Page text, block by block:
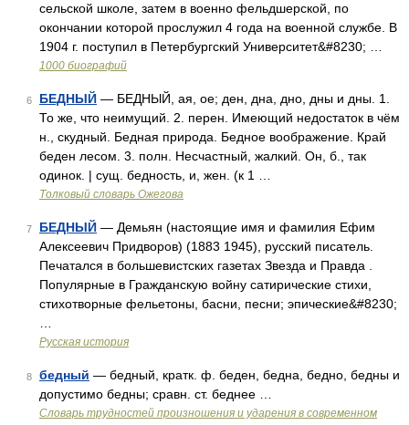
сельской школе, затем в военно фельдшерской, по
окончании которой прослужил 4 года на военной службе. В
1904 г. поступил в Петербургский Университет&#8230; …
1000 биографий
6 БЕДНЫЙ — БЕДНЫЙ, ая, ое; ден, дна, дно, дны и дны. 1.
То же, что неимущий. 2. перен. Имеющий недостаток в чём
н., скудный. Бедная природа. Бедное воображение. Край
беден лесом. 3. полн. Несчастный, жалкий. Он, б., так
одинок. | сущ. бедность, и, жен. (к 1 …
Толковый словарь Ожегова
7 БЕДНЫЙ — Демьян (настоящие имя и фамилия Ефим
Алексеевич Придворов) (1883 1945), русский писатель.
Печатался в большевистских газетах Звезда и Правда .
Популярные в Гражданскую войну сатирические стихи,
стихотворные фельетоны, басни, песни; эпические&#8230;
Русская история
8 бедный — бедный, кратк. ф. беден, бедна, бедно, бедны и
допустимо бедны; сравн. ст. беднее …
Словарь трудностей произношения и ударения в современном